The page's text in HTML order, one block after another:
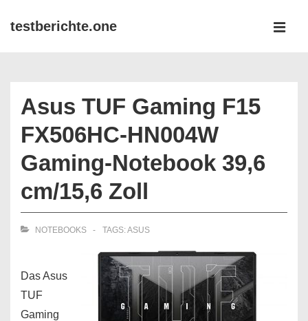
Zumtestberichte.one
Asus TUF Gaming F15
FX506HC-HN004W
Gaming-Notebook 39,6
cm/15,6 Zoll
NOTEBOOKS TAGS:ASUS
Das Asus
TUF
Gaming